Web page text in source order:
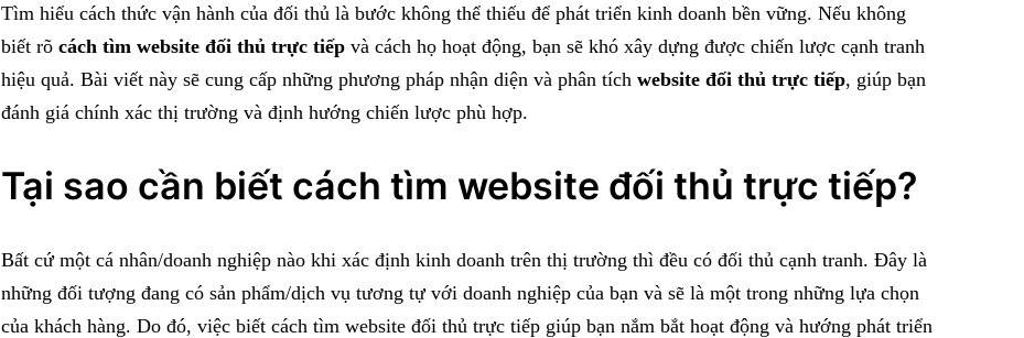
Tìm hiểu cách thức vận hành của đối thủ là bước không thể thiếu để phát triển kinh doanh bền vững. Nếu không
biết rõ cách tìm website đối thủ trực tiếp và cách họ hoạt động, bạn sẽ khó xây dựng được chiến lược cạnh tranh
hiệu quả. Bài viết này sẽ cung cấp những phương pháp nhận diện và phân tích website đối thủ trực tiếp, giúp bạn
đánh giá chính xác thị trường và định hướng chiến lược phù hợp.
Tại sao cần biết cách tìm website đối thủ trực tiếp?
Bất cứ một cá nhân/doanh nghiệp nào khi xác định kinh doanh trên thị trường thì đều có đối thủ cạnh tranh. Đây là
những đối tượng đang có sản phẩm/dịch vụ tương tự với doanh nghiệp của bạn và sẽ là một trong những lựa chọn
của khách hàng. Do đó, việc biết cách tìm website đối thủ trực tiếp giúp bạn nắm bắt hoạt động và hướng phát triển